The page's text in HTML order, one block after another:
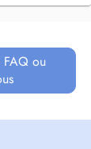
FAQ ou